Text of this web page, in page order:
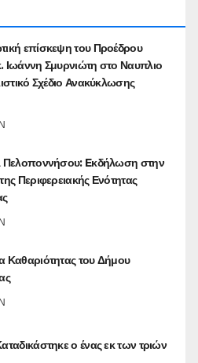
επίσκεψη του Προέδρου
Σμυρνιώτη στο Ναυπλιο
Σχέδιο Ανακύκλωσης
Eκδήλωση στην
Περιφερειακής Ενότητας
Καθαριότητας του Δήμου
ο ένας εκ των τριών